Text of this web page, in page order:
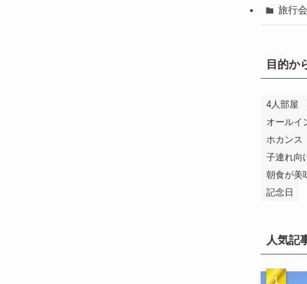
旅行
目的か
4人部屋
オールイ
ホカンス
子連れ向
朝食が美
記念日
人気記